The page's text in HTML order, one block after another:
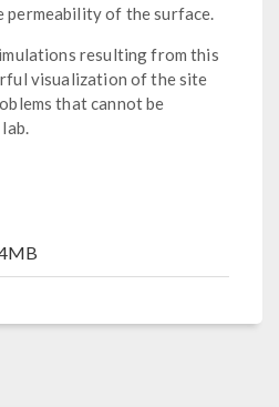
permeability of the surface.
resulting from this
visualization of the site
that cannot be